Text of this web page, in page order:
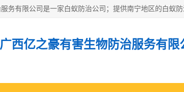
广西亿之豪有害生物防治服务有限